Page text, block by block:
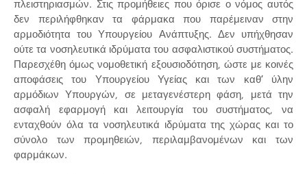
πλειστηριασμών. Στις προμήθειες που όρισε ο νόμος αυτός
δεν περιλήφθηκαν τα φάρμακα που παρέμειναν στην
αρμοδιότητα του Υπουργείου Ανάπτυξης. Δεν υπήχθησαν
ούτε τα νοσηλευτικά ιδρύματα του ασφαλιστικού συστήματος.
Παρεσχέθη όμως νομοθετική εξουσιοδότηση, ώστε με κοινές
αποφάσεις του Υπουργείου Υγείας και των καθ’ ύλην
αρμόδιων Υπουργών, σε μεταγενέστερη φάση, μετά την
ασφαλή εφαρμογή και λειτουργία του συστήματος, να
ενταχθούν όλα τα νοσηλευτικά ιδρύματα της χώρας και το
σύνολο των προμηθειών, περιλαμβανομένων και των
φαρμάκων.